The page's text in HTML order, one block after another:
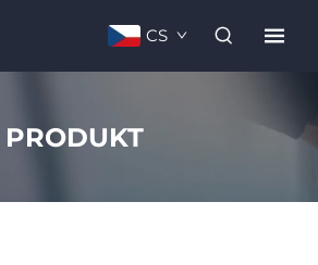
CS
PRODUKT